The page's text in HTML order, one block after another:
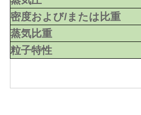
密度および/または比重
蒸気比重
粒子特性